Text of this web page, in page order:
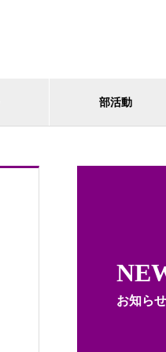
部活動
お知らせ